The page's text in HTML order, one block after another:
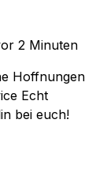
2 Minuten
Hoffnungen
Echt
bei euch!